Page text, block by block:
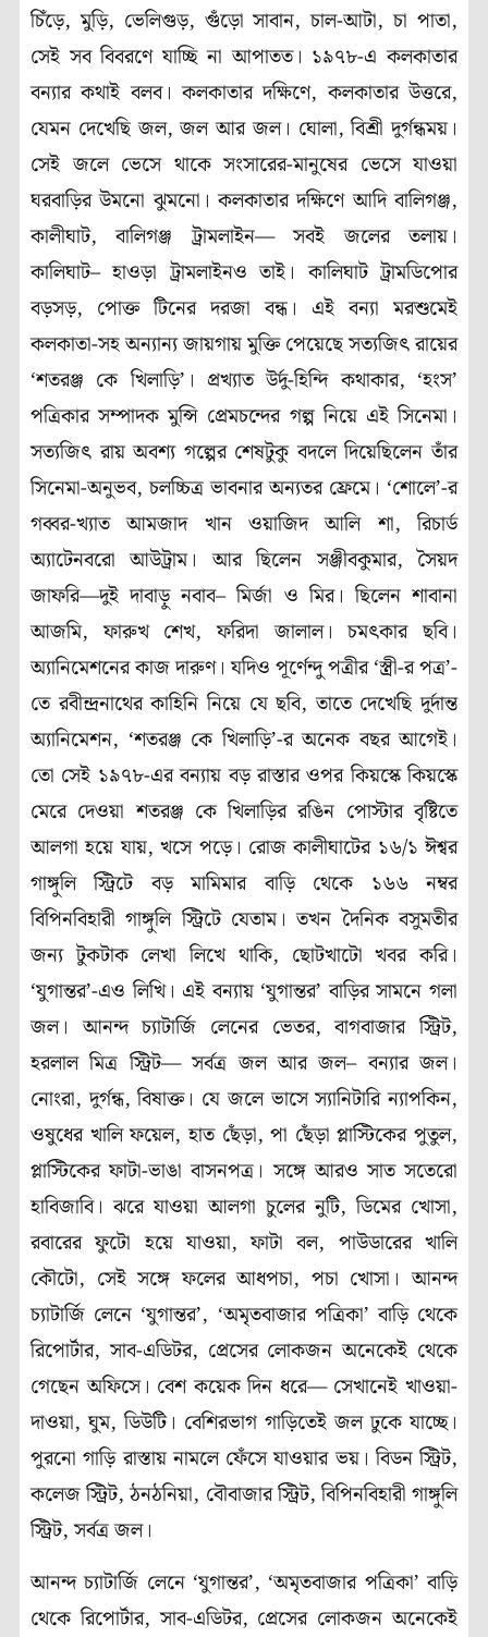
চিঁড়ে, মুড়ি, ভেলিগুড়, গুঁড়ো সাবান, চাল-আটা, চা পাতা,
সেই সব বিবরণে যাচ্ছি না আপাতত। ১৯৭৮-এ কলকাতার
বন্যার কথাই বলব। কলকাতার দক্ষিণে, কলকাতার উত্তরে,
যেমন দেখেছি জল, জল আর জল। ঘোলা, বিশ্রী দুর্গন্ধময়।
সেই জলে ভেসে থাকে সংসারের-মানুষের ভেসে যাওয়া
ঘরবাড়ির উমনো ঝুমনো। কলকাতার দক্ষিণে আদি বালিগঞ্জ,
কালীঘাট, বালিগঞ্জ ট্রামলাইন— সবই জলের তলায়।
কালিঘাট– হাওড়া ট্রামলাইনও তাই। কালিঘাট ট্রামডিপোর
বড়সড়, পোক্ত টিনের দরজা বন্ধ। এই বন্যা মরশুমেই
কলকাতা-সহ অন্যান্য জায়গায় মুক্তি পেয়েছে সত্যজিৎ রায়ের
‘শতরঞ্জ কে খিলাড়ি’। প্রখ্যাত উর্দু-হিন্দি কথাকার, ‘হংস’
পত্রিকার সম্পাদক মুন্সি প্রেমচন্দের গল্প নিয়ে এই সিনেমা।
সত্যজিৎ রায় অবশ্য গল্পের শেষটুকু বদলে দিয়েছিলেন তাঁর
সিনেমা-অনুভব, চলচ্চিত্র ভাবনার অন্যতর ফ্রেমে। ‘শোলে’-র
গব্বর-খ্যাত আমজাদ খান ওয়াজিদ আলি শা, রিচার্ড
অ্যাটেনবরো আউট্রাম। আর ছিলেন সঞ্জীবকুমার, সৈয়দ
জাফরি—দুই দাবাড়ু নবাব– মির্জা ও মির। ছিলেন শাবানা
আজমি, ফারুখ শেখ, ফরিদা জালাল। চমৎকার ছবি।
অ্যানিমেশনের কাজ দারুণ। যদিও পূর্ণেন্দু পত্রীর ‘স্ত্রী-র পত্র’-
তে রবীন্দ্রনাথের কাহিনি নিয়ে যে ছবি, তাতে দেখেছি দুর্দান্ত
অ্যানিমেশন, ‘শতরঞ্জ কে খিলাড়ি’-র অনেক বছর আগেই।
তো সেই ১৯৭৮-এর বন্যায় বড় রাস্তার ওপর কিয়স্কে কিয়স্কে
মেরে দেওয়া শতরঞ্জ কে খিলাড়ির রঙিন পোস্টার বৃষ্টিতে
আলগা হয়ে যায়, খসে পড়ে। রোজ কালীঘাটের ১৬/১ ঈশ্বর
গাঙ্গুলি স্ট্রিটে বড় মামিমার বাড়ি থেকে ১৬৬ নম্বর
বিপিনবিহারী গাঙ্গুলি স্ট্রিটে যেতাম। তখন দৈনিক বসুমতীর
জন্য টুকটাক লেখা লিখে থাকি, ছোটখাটো খবর করি।
‘যুগান্তর’-এও লিখি। এই বন্যায় ‘যুগান্তর’ বাড়ির সামনে গলা
জল। আনন্দ চ্যাটার্জি লেনের ভেতর, বাগবাজার স্ট্রিট,
হরলাল মিত্র স্ট্রিট— সর্বত্র জল আর জল– বন্যার জল।
নোংরা, দুর্গন্ধ, বিষাক্ত। যে জলে ভাসে স্যানিটারি ন্যাপকিন,
ওষুধের খালি ফয়েল, হাত ছেঁড়া, পা ছেঁড়া প্লাস্টিকের পুতুল,
প্লাস্টিকের ফাটা-ভাঙা বাসনপত্র। সঙ্গে আরও সাত সতেরো
হাবিজাবি। ঝরে যাওয়া আলগা চুলের নুটি, ডিমের খোসা,
রবারের ফুটো হয়ে যাওয়া, ফাটা বল, পাউডারের খালি
কৌটো, সেই সঙ্গে ফলের আধপচা, পচা খোসা। আনন্দ
চ্যাটার্জি লেনে ‘যুগান্তর’, ‘অমৃতবাজার পত্রিকা’ বাড়ি থেকে
রিপোর্টার, সাব-এডিটর, প্রেসের লোকজন অনেকেই থেকে
গেছেন অফিসে। বেশ কয়েক দিন ধরে— সেখানেই খাওয়া-
দাওয়া, ঘুম, ডিউটি। বেশিরভাগ গাড়িতেই জল ঢুকে যাচ্ছে।
পুরনো গাড়ি রাস্তায় নামলে ফেঁসে যাওয়ার ভয়। বিডন স্ট্রিট,
কলেজ স্ট্রিট, ঠনঠনিয়া, বৌবাজার স্ট্রিট, বিপিনবিহারী গাঙ্গুলি
স্ট্রিট, সর্বত্র জল।
আনন্দ চ্যাটার্জি লেনে ‘যুগান্তর’, ‘অমৃতবাজার পত্রিকা’ বাড়ি
থেকে রিপোর্টার, সাব-এডিটর, প্রেসের লোকজন অনেকেই